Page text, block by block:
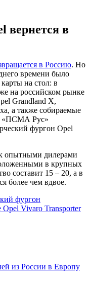
вернется в
в Россию. Но
времени было
на стол: в
на российском рынке
Grandland X,
а также собираемые
«ПСМА Рус»
фургон Opel
опытными дилерами
в крупных
составит 15 – 20, а в
более чем вдвое.
фургон
Opel Vivaro Transporter
из России в Европу